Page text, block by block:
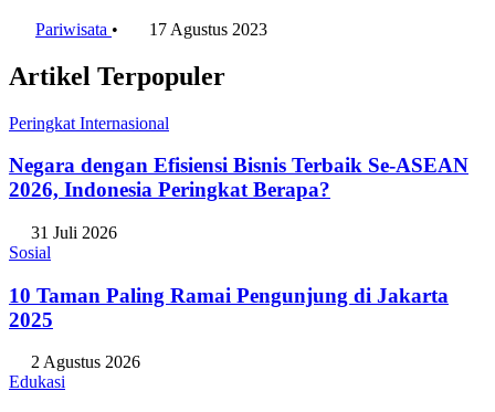
Pariwisata • 17 Agustus 2023
Artikel Terpopuler
Peringkat Internasional
Negara dengan Efisiensi Bisnis Terbaik Se-ASEAN
2026, Indonesia Peringkat Berapa?
31 Juli 2026
Sosial
10 Taman Paling Ramai Pengunjung di Jakarta
2025
2 Agustus 2026
Edukasi